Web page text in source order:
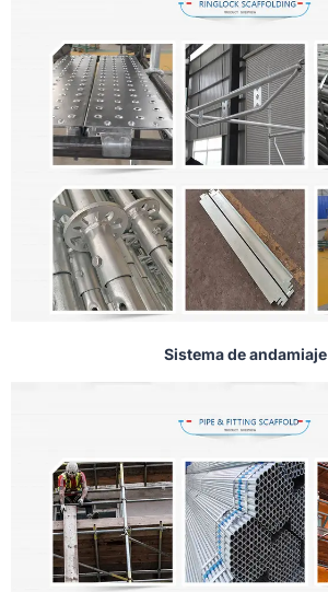
Sistema de andamiaje